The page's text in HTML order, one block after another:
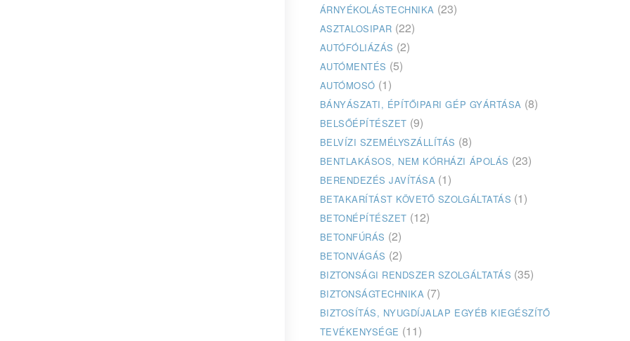
ÁRNYÉKOLÁSTECHNIKA (23)
ASZTALOSIPAR (22)
AUTÓFÓLIÁZÁS (2)
AUTÓMENTÉS (5)
AUTÓMOSÓ (1)
BÁNYÁSZATI, ÉPÍTŐIPARI GÉP GYÁRTÁSA (8)
BELSŐÉPÍTÉSZET (9)
BELVÍZI SZEMÉLYSZÁLLÍTÁS (8)
BENTLAKÁSOS, NEM KÓRHÁZI ÁPOLÁS (23)
BERENDEZÉS JAVÍTÁSA (1)
BETAKARÍTÁST KÖVETŐ SZOLGÁLTATÁS (1)
BETONÉPÍTÉSZET (12)
BETONFÚRÁS (2)
BETONVÁGÁS (2)
BIZTONSÁGI RENDSZER SZOLGÁLTATÁS (35)
BIZTONSÁGTECHNIKA (7)
BIZTOSÍTÁS, NYUGDÍJALAP EGYÉB KIEGÉSZÍTŐ
TEVÉKENYSÉGE (11)